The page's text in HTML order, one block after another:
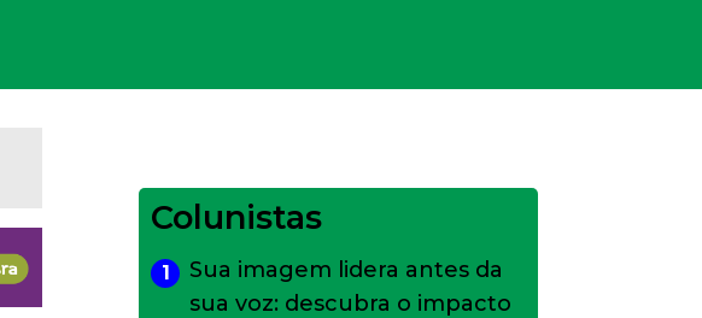
Colunistas
1
Sua imagem lidera antes da
sua voz: descubra o impacto